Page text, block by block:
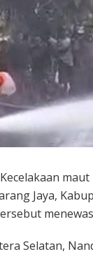
Kecelakaan
Jaya,
Selatan,